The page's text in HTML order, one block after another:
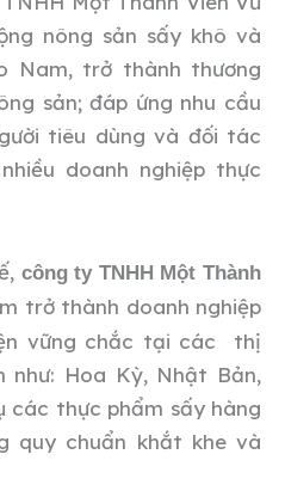
nông sản sấy khô và
Nam, trở thành thương
sản; đáp ứng nhu cầu
tiêu dùng và đối tác
doanh nghiệp thực
công ty TNHH Một Thành
trở thành doanh nghiệp
vững chắc tại các thị
như: Hoa Kỳ, Nhật Bản,
các thực phẩm sấy hàng
quy chuẩn khắt khe và